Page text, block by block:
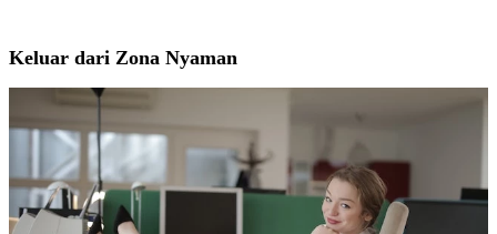
Keluar dari Zona Nyaman